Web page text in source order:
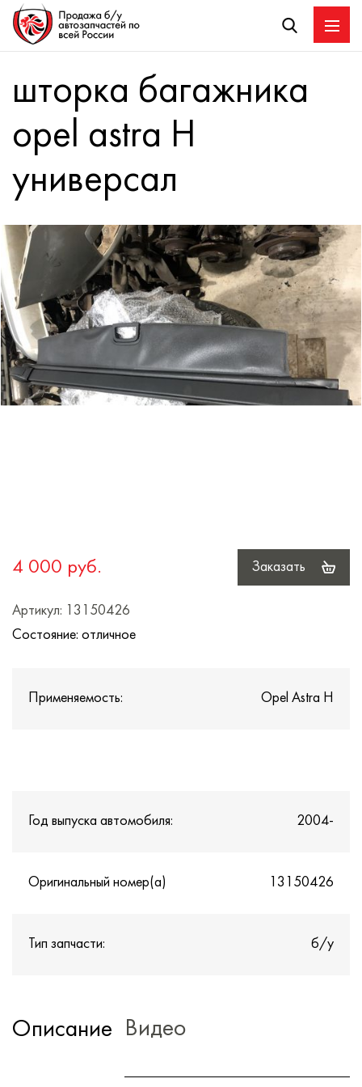
шторка багажника
opel astra H
универсал
4 000 руб. Заказать
Артикул: 13150426
Состояние: отличное
Применяемость: Opel Astra H
Год выпуска автомобиля: 2004-
Оригинальный номер(а) 13150426
Тип запчасти: б/у
Описание Видео